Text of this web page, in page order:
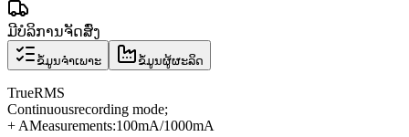
ມີບໍລິການຈັດສົ່ງ
ຂໍ້ມູນຈຳເພາະ ຂໍ້ມູນຜູ້ຜະລິດ
TrueRMS
Continuousrecording mode;
+ AMeasurements:100mA/1000mA